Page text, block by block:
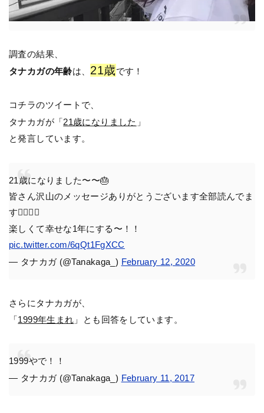
調査の結果、
タナカガの年齢は、 21歳です！
コチラのツイートで、
タナカガが「21歳になりました 」
と発言しています。
21歳になりました〜〜🎂
皆さん沢山のメッセージありがとうございます全部読んでま
す🙆🏻‍♀️✨
楽しくて幸せな1年にする〜！！
pic.twitter.com/6qQt1FgXCC
— タナカガ (@Tanakaga_) February 12, 2020
さらにタナカガが、
「1999年生まれ 」とも回答をしています。
1999やで！！
— タナカガ (@Tanakaga_) February 11, 2017